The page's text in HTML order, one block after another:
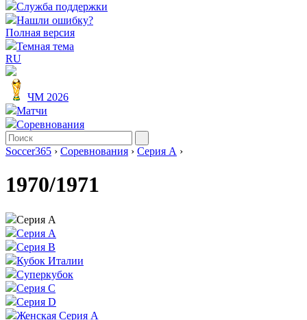
Служба поддержки
Нашли ошибку?
Полная версия
Темная тема
RU
ЧМ 2026
Матчи
Соревнования
Soccer365 › Соревнования › Серия А ›
1970/1971
Серия А
Серия А
Серия B
Кубок Италии
Суперкубок
Серия C
Серия D
Женская Серия А